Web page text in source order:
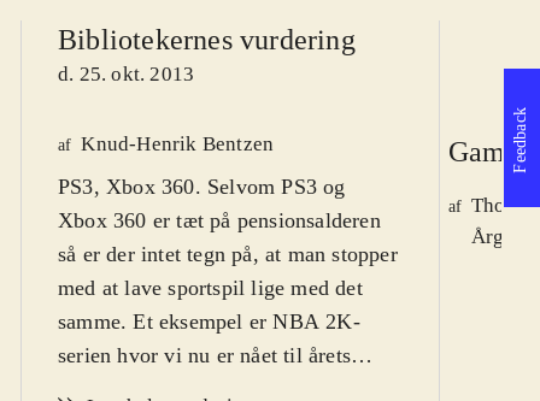
Bibliotekernes vurdering
d. 25. okt. 2013
af Knud-Henrik Bentzen
PS3, Xbox 360. Selvom PS3 og
Xbox 360 er tæt på pensionsalderen
så er der intet tegn på, at man stopper
med at lave sportspil lige med det
samme. Et eksempel er NBA 2K-
serien hvor vi nu er nået til årets
af
Årg.
Feedback